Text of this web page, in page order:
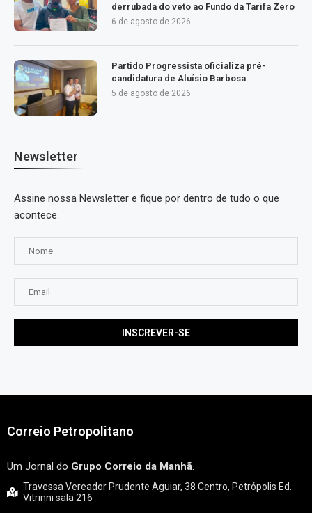
derrubada do veto ao Fundo da Tarifa Zero
6 de agosto de 2026
Partido Progressista oficializa pré-
candidatura de Aluísio Barbosa
5 de agosto de 2026
Newsletter
Assine nossa Newsletter e fique por dentro de tudo o que
acontece.
Correio Petropolitano
Um Jornal do Grupo Correio da Manhã.
Travessa Vereador Prudente Aguiar, 38 Centro, Petrópolis Ed.
Vitrinni sala 216